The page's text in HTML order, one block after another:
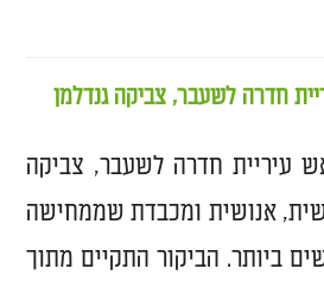
חדרה לשעבר, צביקה גנדלמן
עיריית חדרה לשעבר, צביקה
אנושית ומכבדת שממחישה
ביותר. הביקור התקיים מתוך